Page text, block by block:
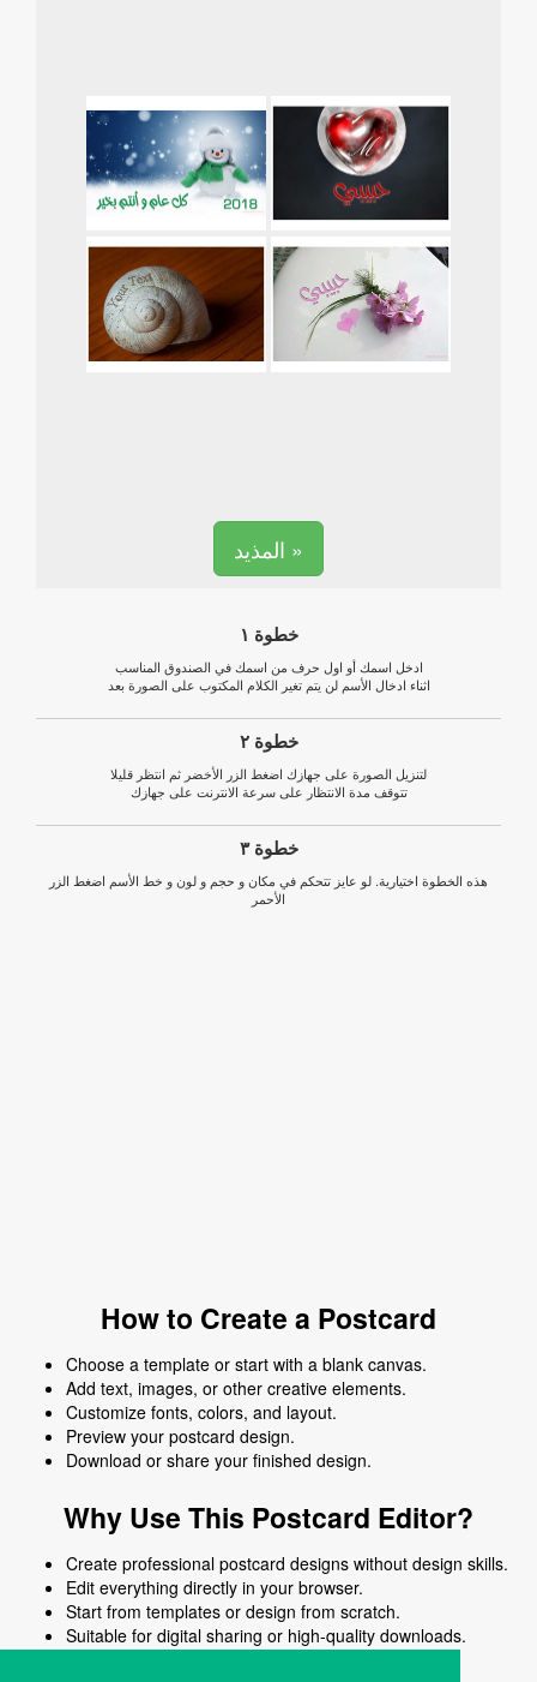
المذيد »
خطوة ١
ادخل اسمك أو اول حرف من اسمك في الصندوق المناسب
اثناء ادخال الأسم لن يتم تغير الكلام المكتوب على الصورة بعد
خطوة ٢
لتنزيل الصورة على جهازك اضغط الزر الأخضر ثم انتظر قليلا
تتوقف مدة الانتظار على سرعة الانترنت على جهازك
خطوة ٣
هذه الخطوة اختيارية. لو عايز تتحكم في مكان و حجم و لون و خط الأسم اضغط الزر
الأحمر
How to Create a Postcard
Choose a template or start with a blank canvas.
Add text, images, or other creative elements.
Customize fonts, colors, and layout.
Preview your postcard design.
Download or share your finished design.
Why Use This Postcard Editor?
Create professional postcard designs without design skills.
Edit everything directly in your browser.
Start from templates or design from scratch.
Suitable for digital sharing or high-quality downloads.